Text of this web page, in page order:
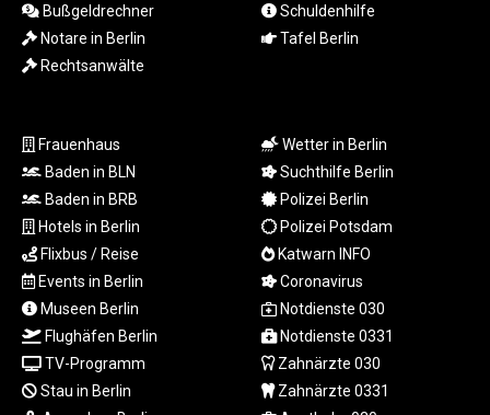
MAD 10.743067
MDL 20.044751
MMK
MNT
4157.293457
MOP 9.314584
MRU 46.338424
MUR 54.419742
MVR 17.862733
MWK
1998.775164
MXN 20.094074
MYR 4.728715
Bußgeldrechner
Notare in Berlin
Rechtsanwälte
Schuldenhilfe
Tafel Berlin
Frauenhaus
Baden in BLN
Baden in BRB
Hotels in Berlin
Flixbus / Reise
Events in Berlin
Museen Berlin
Flughäfen Berlin
TV-Programm
Stau in Berlin
Wetter in Berlin
Suchthilfe Berlin
Polizei Berlin
Polizei Potsdam
Katwarn INFO
Coronavirus
Notdienste 030
Notdienste 0331
Zahnärzte 030
Zahnärzte 0331